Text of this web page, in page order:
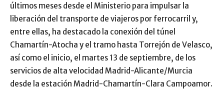
últimos meses desde el Ministerio para impulsar la
liberación del transporte de viajeros por ferrocarril y,
entre ellas, ha destacado la conexión del túnel
Chamartín-Atocha y el tramo hasta Torrejón de Velasco,
así como el inicio, el martes 13 de septiembre, de los
servicios de alta velocidad Madrid-Alicante/Murcia
desde la estación Madrid-Chamartín-Clara Campoamor.